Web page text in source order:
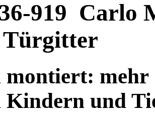
919 Carlo
montiert:
Kindern und